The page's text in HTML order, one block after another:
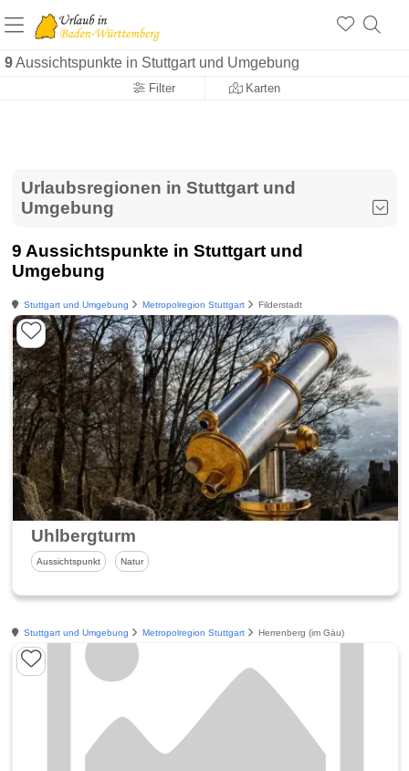
9Aussichtspunkte in Stuttgart und Umgebung
Filter Karten
Urlaubsregionen in Stuttgart und
Umgebung
9 Aussichtspunkte in Stuttgart und
Umgebung
Stuttgart und Umgebung Metropolregion Stuttgart Filderstadt
Uhlbergturm
Aussichtspunkt Natur
Stuttgart und Umgebung Metropolregion Stuttgart Herrenberg (im Gäu)